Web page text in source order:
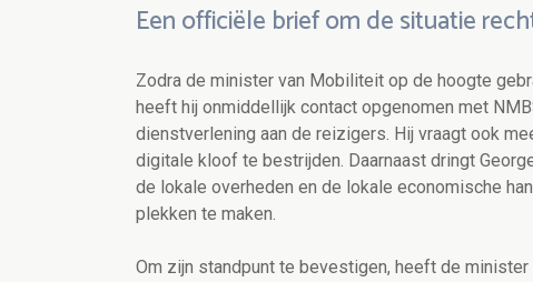
Een officiële brief om de situatie
Zodra de minister van Mobiliteit op de hoogte
heeft hij onmiddellijk contact opgenomen met
dienstverlening aan de reizigers. Hij vraagt ook
digitale kloof te bestrijden. Daarnaast dringt
de lokale overheden en de lokale economische
plekken te maken.
Om zijn standpunt te bevestigen, heeft de